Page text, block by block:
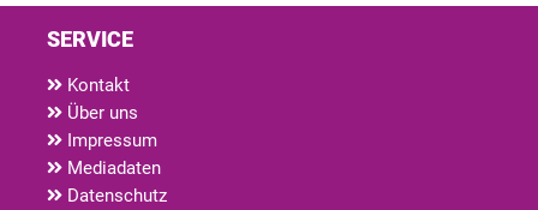
SERVICE
Kontakt
Über uns
Impressum
Mediadaten
Datenschutz